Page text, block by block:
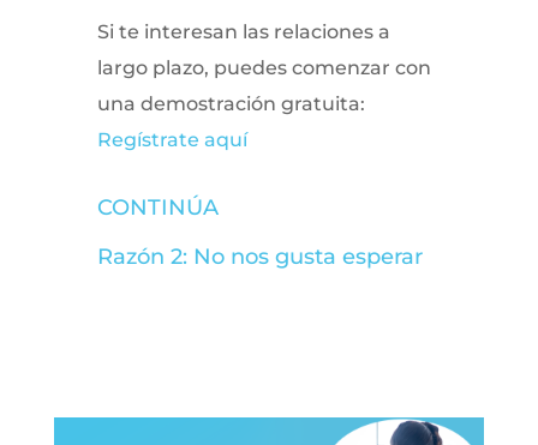
Si te interesan las relaciones a
largo plazo, puedes comenzar con
una demostración gratuita:
Regístrate aquí
CONTINÚA
Razón 2: No nos gusta esperar